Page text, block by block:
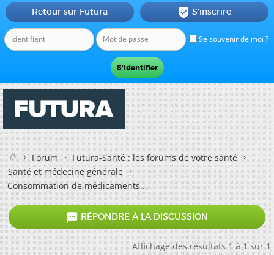
Se souvenir de moi ?
Retour sur Futura  S'inscrire
Forum
Futura-Santé : les forums de votre santé
Santé et médecine générale
Consommation de médicaments...
 RÉPONDRE À LA DISCUSSION
Affichage des résultats 1 à 1 sur 1